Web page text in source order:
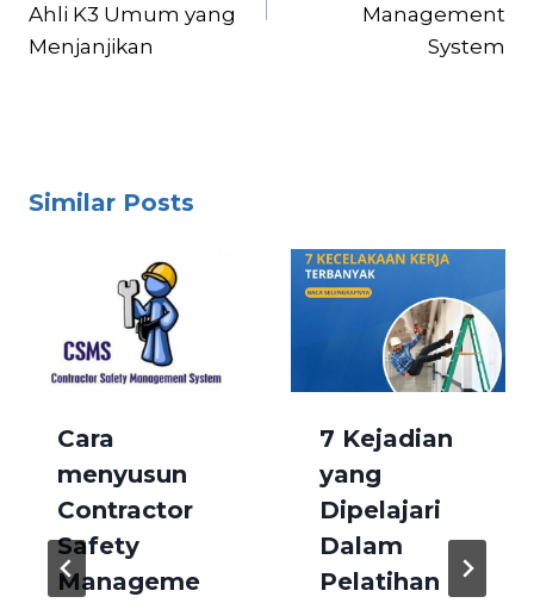
Ahli K3 Umum yang
Menjanjikan
Management
System
Similar Posts
Cara
menyusun
Contractor
Safety
Manageme
7 Kejadian
yang
Dipelajari
Dalam
Pelatihan